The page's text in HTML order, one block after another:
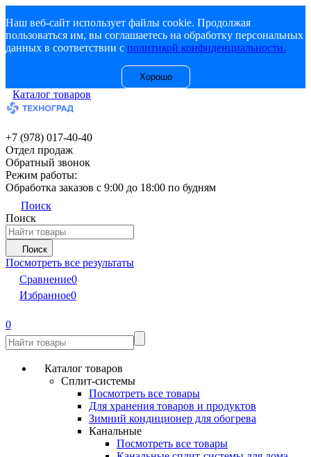
Наш веб-сайт использует файлы cookie. Продолжая
пользоваться им, вы соглашаетесь на обработку персональных
данных в соответствии с политикой конфиденциальности.
Хорошо
Каталог товаров
+7 (978) 017-40-40
Отдел продаж
Обратный звонок
Режим работы:
Обработка заказов с 9:00 до 18:00 по будням
Поиск
Поиск
Поиск
Посмотреть все результаты
Сравнение0
Избранное0
0
Каталог товаров
Сплит-системы
Посмотреть все товары
Для хранения товаров и продуктов
Зимний кондиционер для обогрева
Канальные
Посмотреть все товары